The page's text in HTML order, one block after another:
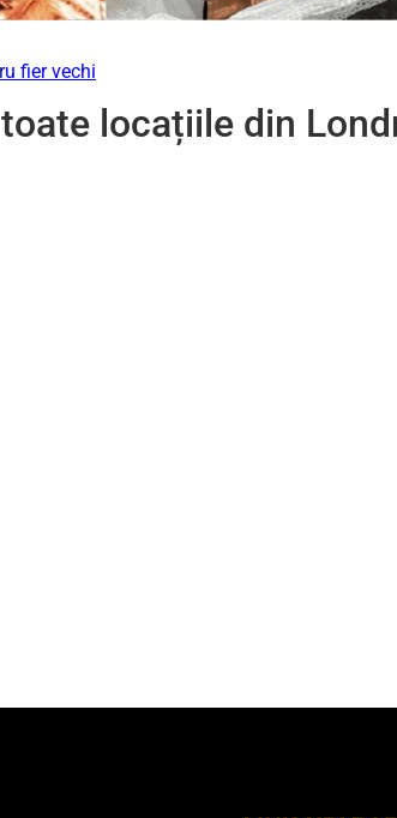
fier vechi
locațiile din